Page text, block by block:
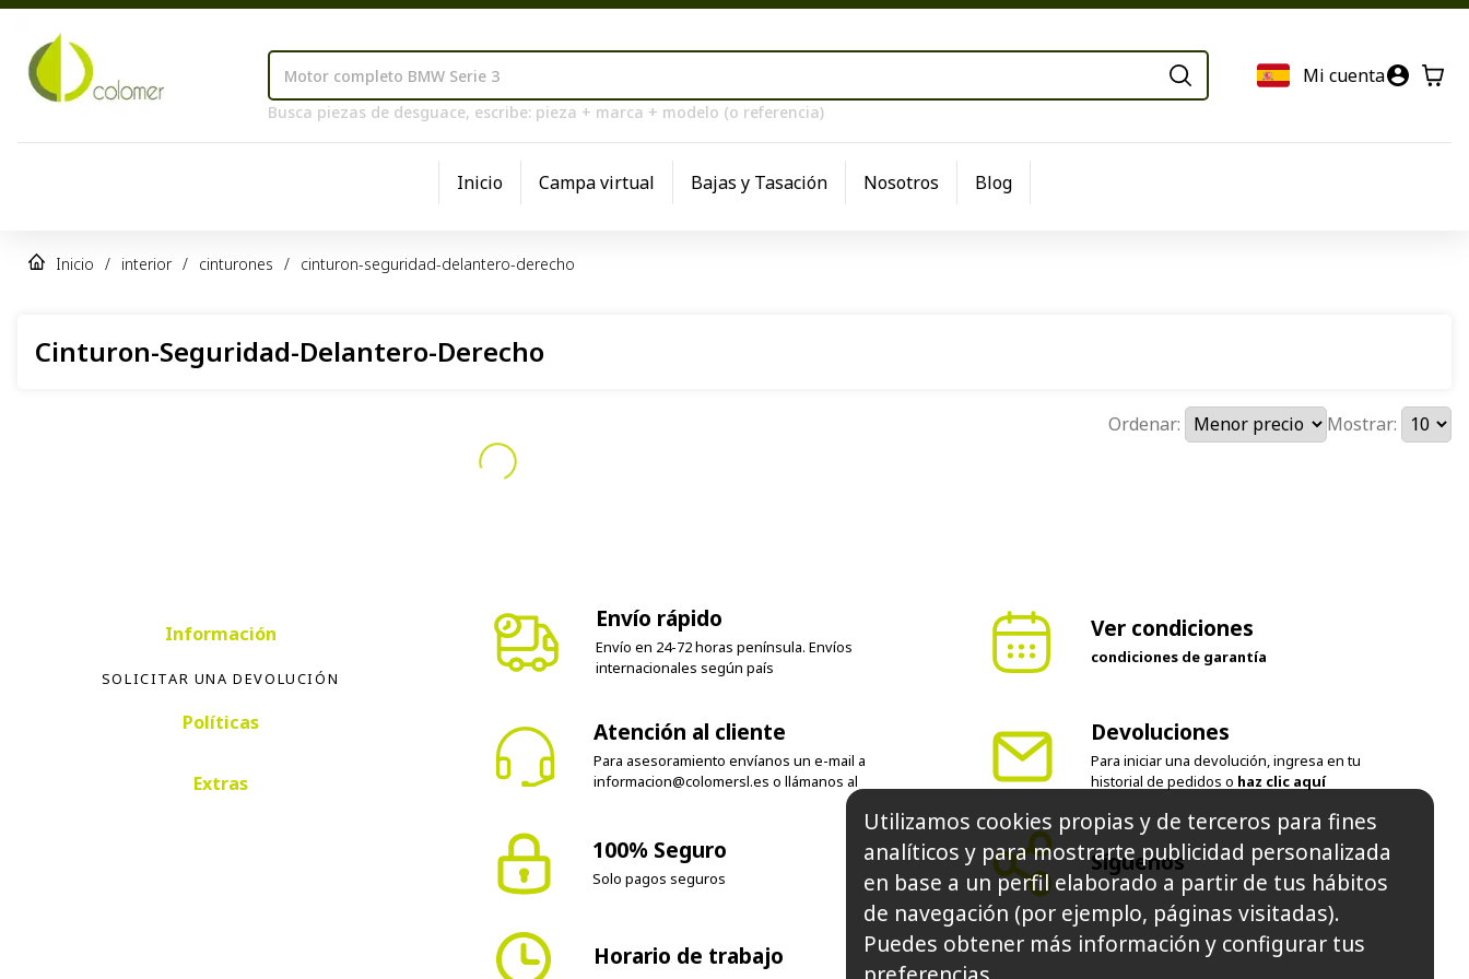
Busca piezas de desguace, escribe: pieza + marca + modelo (o referencia)
Mi cuenta
Inicio Campa virtual Bajas y Tasación Nosotros Blog
Inicio / interior / cinturones / cinturon-seguridad-delantero-derecho
Cinturon-Seguridad-Delantero-Derecho
Ordenar: Mostrar:
Información
SOLICITAR UNA DEVOLUCIÓN
Políticas
Extras
Envío rápido
Envío en 24-72 horas península. Envíos
internacionales según país
Ver condiciones
condiciones de garantía
Atención al cliente
Para asesoramiento envíanos un e-mail a
informacion@colomersl.es o llámanos al
Devoluciones
Para iniciar una devolución, ingresa en tu
historial de pedidos o haz clic aquí
100% Seguro
Solo pagos seguros
Síguenos
Horario de trabajo
Utilizamos cookies propias y de terceros para fines
analíticos y para mostrarte publicidad personalizada
en base a un perfil elaborado a partir de tus hábitos
de navegación (por ejemplo, páginas visitadas).
Puedes obtener más información y configurar tus